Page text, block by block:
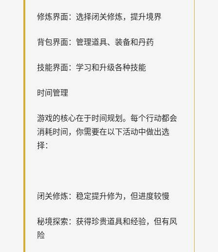
修炼界面：选择闭关修炼，提升境界
背包界面：管理道具、装备和丹药
技能界面：学习和升级各种技能
时间管理
游戏的核心在于时间规划。每个行动都会
消耗时间，你需要在以下活动中做出选
择：
闭关修炼：稳定提升修为，但进度较慢
秘境探索：获得珍贵道具和经验，但有风
险